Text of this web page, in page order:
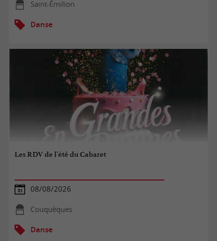
Saint-Émilion
Danse
Les RDV de l'été du Cabaret
08/08/2026
Couquèques
Danse